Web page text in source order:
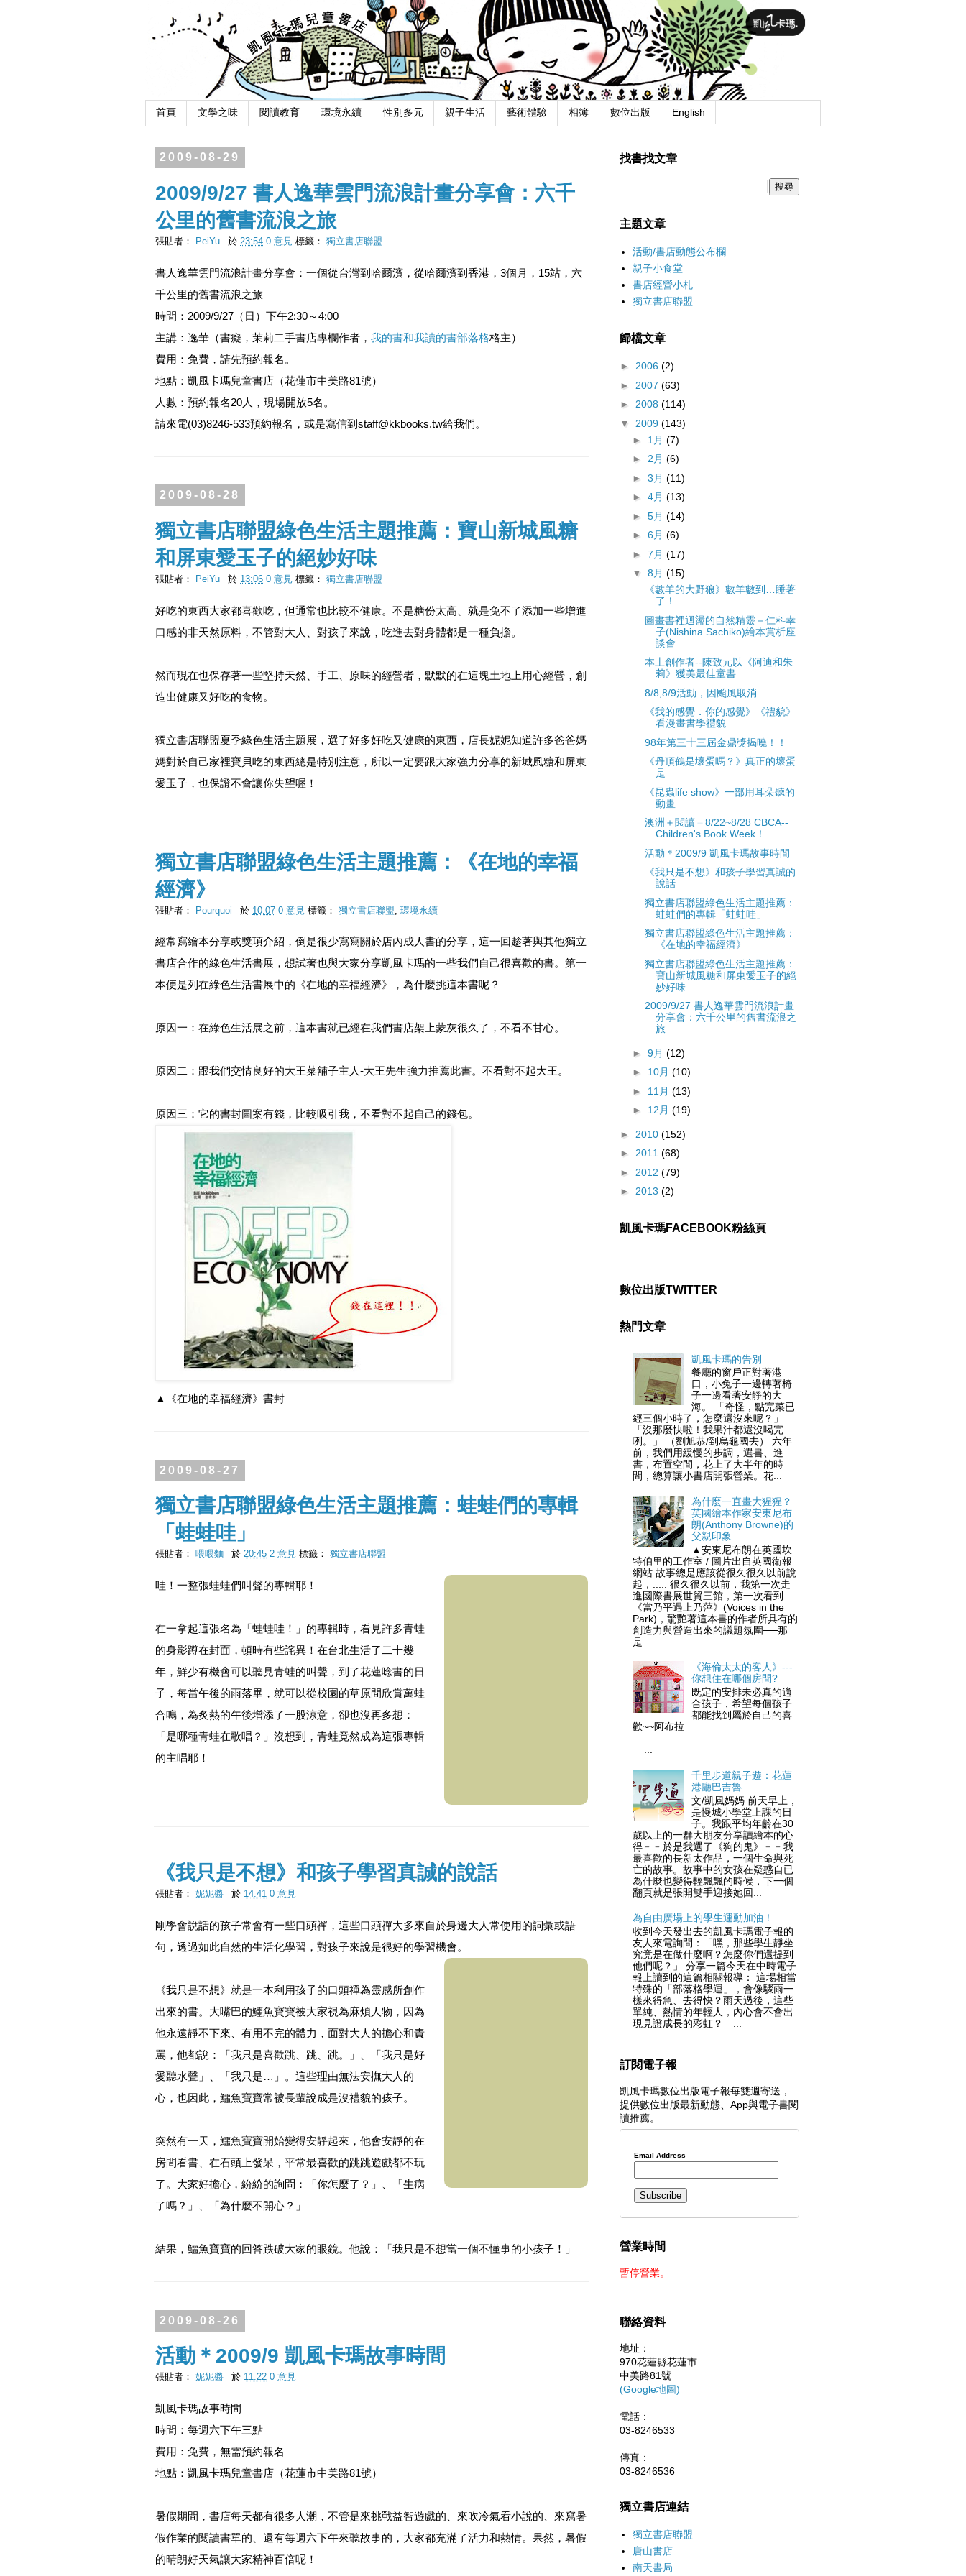
首頁 文學之味 閱讀教育 環境永續 性別多元 親子生活 藝術體驗 相簿 數位出版 English
2009-08-29
2009/9/27 書人逸華雲門流浪計畫分享會：六千
公里的舊書流浪之旅
張貼者： PeiYu 於 23:54 0 意見 標籤：獨立書店聯盟
書人逸華雲門流浪計畫分享會：一個從台灣到哈爾濱，從哈爾濱到香港，3個月，15站，六
千公里的舊書流浪之旅
時間：2009/9/27（日）下午2:30～4:00
主講：逸華（書癡，茉莉二手書店專欄作者， 我的書和我讀的書部落格格主）
費用：免費，請先預約報名。
地點：凱風卡瑪兒童書店（花蓮市中美路81號）
人數：預約報名20人，現場開放5名。
請來電(03)8246-533預約報名，或是寫信到staff@kkbooks.tw給我們。
2009-08-28
獨立書店聯盟綠色生活主題推薦：寶山新城風糖
和屏東愛玉子的絕妙好味
張貼者： PeiYu 於 13:06 0 意見 標籤：獨立書店聯盟
好吃的東西大家都喜歡吃，但通常也比較不健康。不是糖份太高、就是免不了添加一些增進
口感的非天然原料，不管對大人、對孩子來說，吃進去對身體都是一種負擔。
然而現在也保存著一些堅持天然、手工、原味的經營者，默默的在這塊土地上用心經營，創
造出健康又好吃的食物。
獨立書店聯盟夏季綠色生活主題展，選了好多好吃又健康的東西，店長妮妮知道許多爸爸媽
媽對於自己家裡寶貝吃的東西總是特別注意，所以一定要跟大家強力分享的新城風糖和屏東
愛玉子，也保證不會讓你失望喔！
獨立書店聯盟綠色生活主題推薦：《在地的幸福
經濟》
張貼者： Pourquoi 於 10:07 0 意見 標籤：獨立書店聯盟 ,環境永續
經常寫繪本分享或獎項介紹，倒是很少寫寫關於店內成人書的分享，這一回趁著與其他獨立
書店合作的綠色生活書展，想試著也與大家分享凱風卡瑪的一些我們自己很喜歡的書。第一
本便是列在綠色生活書展中的《在地的幸福經濟》，為什麼挑這本書呢？
原因一：在綠色生活展之前，這本書就已經在我們書店架上蒙灰很久了，不看不甘心。
原因二：跟我們交情良好的大王菜舖子主人-大王先生強力推薦此書。不看對不起大王。
原因三：它的書封圖案有錢，比較吸引我，不看對不起自己的錢包。
▲《在地的幸福經濟》書封
2009-08-27
獨立書店聯盟綠色生活主題推薦：蛙蛙們的專輯
「蛙蛙哇」
張貼者： 喂喂麵 於20:45 2 意見 標籤：獨立書店聯盟
哇！一整張蛙蛙們叫聲的專輯耶！
在一拿起這張名為「蛙蛙哇！」的專輯時，看見許多青蛙
的身影蹲在封面，頓時有些詫異！在台北生活了二十幾
年，鮮少有機會可以聽見青蛙的叫聲，到了花蓮唸書的日
子，每當午後的雨落畢，就可以從校園的草原間欣賞萬蛙
合鳴，為炙熱的午後增添了一股涼意，卻也沒再多想：
「是哪種青蛙在歌唱？」沒想到，青蛙竟然成為這張專輯
的主唱耶！
《我只是不想》和孩子學習真誠的說話
張貼者： 妮妮醬 於 14:41 0 意見
剛學會說話的孩子常會有一些口頭禪，這些口頭禪大多來自於身邊大人常使用的詞彙或語
句，透過如此自然的生活化學習，對孩子來說是很好的學習機會。
《我只是不想》就是一本利用孩子的口頭禪為靈感所創作
出來的書。大嘴巴的鱷魚寶寶被大家視為麻煩人物，因為
他永遠靜不下來、有用不完的體力，面對大人的擔心和責
罵，他都說：「我只是喜歡跳、跳、跳。」、「我只是好
愛聽水聲」、「我只是…」。這些理由無法安撫大人的
心，也因此，鱷魚寶寶常被長輩說成是沒禮貌的孩子。
突然有一天，鱷魚寶寶開始變得安靜起來，他會安靜的在
房間看書、在石頭上發呆，平常最喜歡的跳跳遊戲都不玩
了。大家好擔心，紛紛的詢問：「你怎麼了？」、「生病
了嗎？」、「為什麼不開心？」
結果，鱷魚寶寶的回答跌破大家的眼鏡。他說：「我只是不想當一個不懂事的小孩子！」
2009-08-26
活動＊2009/9 凱風卡瑪故事時間
張貼者： 妮妮醬 於 11:22 0 意見
凱風卡瑪故事時間
時間：每週六下午三點
費用：免費，無需預約報名
地點：凱風卡瑪兒童書店（花蓮市中美路81號）
暑假期間，書店每天都有很多人潮，不管是來挑戰益智遊戲的、來吹冷氣看小說的、來寫暑
假作業的閱讀書單的、還有每週六下午來聽故事的，大家都充滿了活力和熱情。果然，暑假
的晴朗好天氣讓大家精神百倍呢！
找書找文章
主題文章
活動/書店動態公布欄
親子小食堂
書店經營小札
獨立書店聯盟
歸檔文章
► 2006 (2)
► 2007 (63)
► 2008 (114)
▼ 2009 (143)
► 1月 (7)
► 2月 (6)
► 3月 (11)
► 4月 (13)
► 5月 (14)
► 6月 (6)
► 7月 (17)
▼ 8月 (15)
《數羊的大野狼》數羊數到…睡著
了！
圖畫書裡迴盪的自然精靈－仁科幸
子(Nishina Sachiko)繪本賞析座
談會
本土創作者--陳致元以《阿迪和朱
莉》獲美最佳童書
8/8,8/9活動，因颱風取消
《我的感覺．你的感覺》《禮貌》
看漫畫書學禮貌
98年第三十三屆金鼎獎揭曉！！
《丹頂鶴是壞蛋嗎？》真正的壞蛋
是……
《昆蟲life show》一部用耳朵聽的
動畫
澳洲＋閱讀＝8/22~8/28 CBCA--
Children's Book Week！
活動＊2009/9 凱風卡瑪故事時間
《我只是不想》和孩子學習真誠的
說話
獨立書店聯盟綠色生活主題推薦：
蛙蛙們的專輯「蛙蛙哇」
獨立書店聯盟綠色生活主題推薦：
《在地的幸福經濟》
獨立書店聯盟綠色生活主題推薦：
寶山新城風糖和屏東愛玉子的絕
妙好味
2009/9/27 書人逸華雲門流浪計畫
分享會：六千公里的舊書流浪之
旅
► 9月 (12)
► 10月 (10)
► 11月 (13)
► 12月 (19)
► 2010 (152)
► 2011 (68)
► 2012 (79)
► 2013 (2)
凱風卡瑪FACEBOOK粉絲頁
數位出版TWITTER
熱門文章
凱風卡瑪的告別
餐廳的窗戶正對著港
口，小兔子一邊轉著椅
子一邊看著安靜的大
海。 「奇怪，點完菜已
經三個小時了，怎麼還沒來呢？」
「沒那麼快啦！我果汁都還沒喝完
咧。」 （劉旭恭/到烏龜國去） 六年
前，我們用緩慢的步調，選書、進
書，布置空間，花上了大半年的時
間，總算讓小書店開張營業。花...
為什麼一直畫大猩猩？
英國繪本作家安東尼布
朗(Anthony Browne)的
父親印象
▲安東尼布朗在英國坎
特伯里的工作室 / 圖片出自英國衛報
網站 故事總是應該從很久很久以前說
起，..... 很久很久以前，我第一次走
進國際書展世貿三館，第一次看到
《當乃平遇上乃萍》(Voices in the
Park)，驚艷著這本書的作者所具有的
創造力與營造出來的議題氛圍──那
是...
《海倫太太的客人》---
你想住在哪個房間?
既定的安排未必真的適
合孩子，希望每個孩子
都能找到屬於自己的喜
歡~~阿布拉
千里步道親子遊：花蓮
港廳巴吉魯
文/凱風媽媽 前天早上，
是慢城小學堂上課的日
子。我跟平均年齡在30
歲以上的一群大朋友分享讀繪本的心
得﹣﹣於是我選了《狗的鬼》﹣﹣我
最喜歡的長新太作品，一個生命與死
亡的故事。故事中的女孩在疑惑自已
為什麼也變得輕飄飄的時候，下一個
翻頁就是張開雙手迎接她回...
為自由廣場上的學生運動加油！
收到今天發出去的凱風卡瑪電子報的
友人來電詢問：「嘿，那些學生靜坐
究竟是在做什麼啊？怎麼你們還提到
他們呢？」 分享一篇今天在中時電子
報上讀到的這篇相關報導： 這場相當
特殊的「部落格學運」，會像驟雨一
樣來得急、去得快？雨天過後，這些
單純、熱情的年輕人，內心會不會出
現見證成長的彩虹？ ...
訂閱電子報
凱風卡瑪數位出版電子報每雙週寄送，
提供數位出版最新動態、App與電子書閱
讀推薦。
Email Address
營業時間
暫停營業。
聯絡資料
地址：
970花蓮縣花蓮市
中美路81號
(Google地圖)
電話：
03-8246533
傳真：
03-8246536
獨立書店連結
獨立書店聯盟
唐山書店
南天書局